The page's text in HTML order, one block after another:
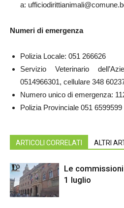
a:
Numeri di emergenza
Polizia Locale: 051 266626
Servizio Veterinario
0514966301, cellulare 348
Numero unico di emergenza:
Polizia Provinciale 051 6599599
ARTICOLI CORRELATI ALTRI
Le
1 luglio